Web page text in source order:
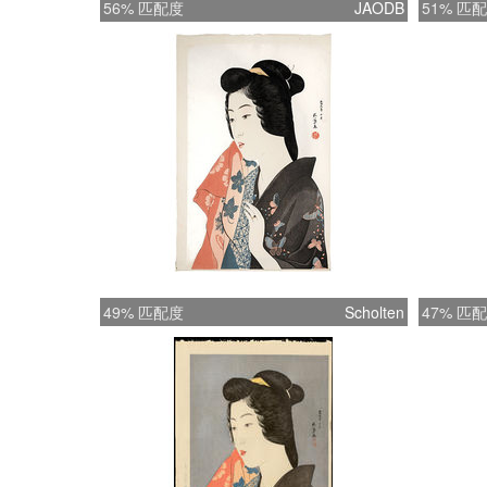
56% 匹配度 JAODB 51% 匹
49% 匹配度 Scholten 47% 匹